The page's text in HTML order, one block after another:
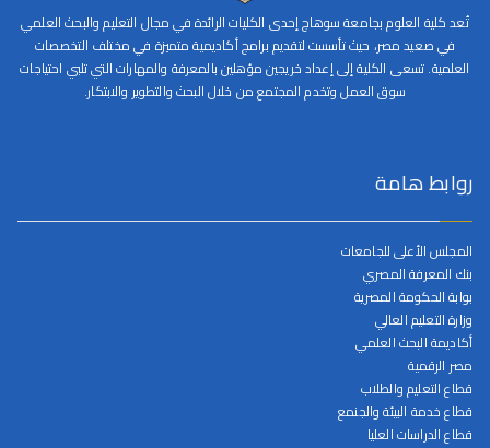
تُعد كلية العلوم بجامعة سوهاج إحدى الكليات الرائدة في مجال التعليم والبحث العلمي
في صعيد مصر، حيث تأسست لتقديم برامج أكاديمية متميزة في مختلف التخصصات
العلمية. تسعى الكلية إلى إعداد خريجين مؤهلين بالمعرفة والمهارات التي تلبي احتياجات
سوق العمل وتخدم المجتمع من خلال البحث والتطوير والابتكار.
روابط هامة
المجلس الأعلى للجامعات
بنك المعرفة المصري
بوابة الحكومة المصرية
وزارة التعليم العالي
أكاديمة البحث العلمي
مصر الرقمية
قطاع التعليم والطلاب
قطاع خدمة البيئة والجنمع
قطاع الدراسات العليا